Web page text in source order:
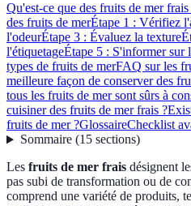
Qu'est-ce que des fruits de mer frais
des fruits de merÉtape 1 : Vérifiez
l'odeurÉtape 3 : Évaluez la texture
l'étiquetageÉtape 5 : S'informer sur
types de fruits de merFAQ sur les
meilleure façon de conserver des
tous les fruits de mer sont sûrs à
cuisiner des fruits de mer frais ?
fruits de mer ?GlossaireChecklist
Sommaire(15 sections)
Les fruits de mer frais désignent
pas subi de transformation ou de
comprend une variété de produits,